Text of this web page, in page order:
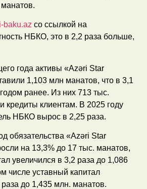
baku.az со ссылкой на
НБКО, это в 2,2 раза больше,
года активы «Azəri Star
1,103 млн манатов, что в 3,1
ранее. Из них 713 тыс.
кредиты клиентам. В 2025 году
НБКО вырос в 2,25 раза.
обязательства «Azəri Star
на 13,3% до 17 тыс. манатов,
увеличился в 3,2 раза до 1,086
числе уставный капитал
до 1,435 млн. манатов.